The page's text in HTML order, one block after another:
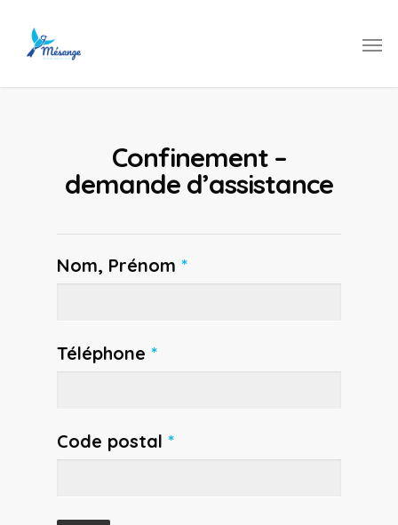
Confinement –
demande d’assistance
Nom, Prénom *
Téléphone *
Code postal *